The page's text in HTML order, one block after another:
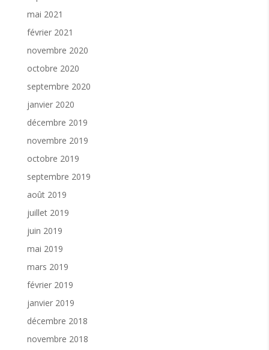
mai 2021
février 2021
novembre 2020
octobre 2020
septembre 2020
janvier 2020
décembre 2019
novembre 2019
octobre 2019
septembre 2019
août 2019
juillet 2019
juin 2019
mai 2019
mars 2019
février 2019
janvier 2019
décembre 2018
novembre 2018